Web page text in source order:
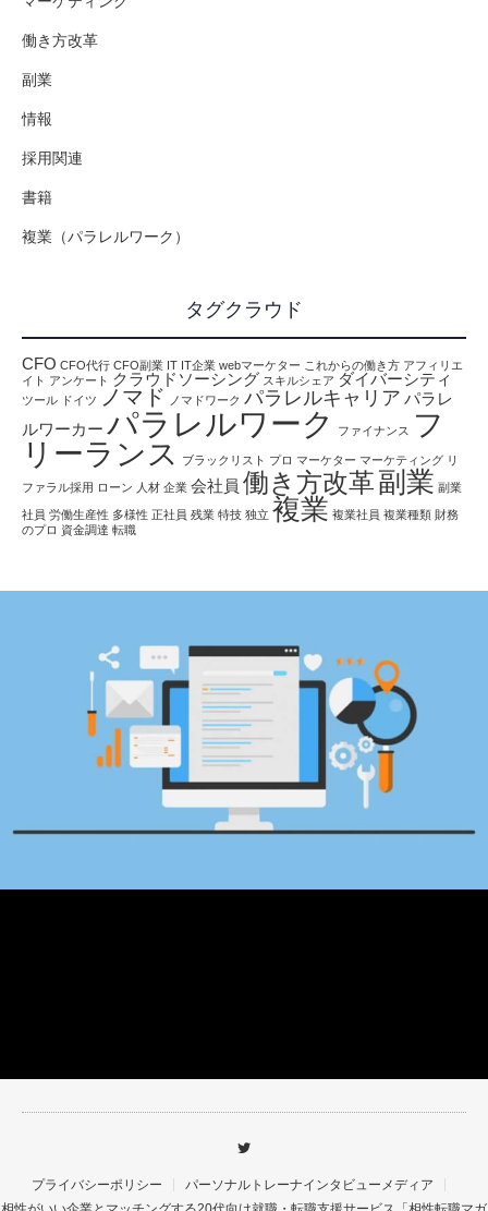
働き方改革
副業
情報
採用関連
書籍
複業（パラレルワーク）
タグクラウド
CFO CFO代行 CFO副業 IT IT企業 webマーケター これからの働き方 アフィリエ
イト アンケート クラウドソーシング スキルシェア ダイバーシティ
ツール ドイツ ノマド ノマドワーク パラレルキャリア パラレ
ルワーカー パラレルワーク ファイナンス
フ
リーランス
ブラックリスト プロ マーケター マーケティング リ
ファラル採用 ローン 人材 企業 会社員 働き方改革副業 副業
社員 労働生産性 多様性 正社員 残業 特技 独立 複業 複業社員 複業種類 財務
のプロ 資金調達 転職
プライバシーポリシー
パーソナルトレーナインタビューメディア